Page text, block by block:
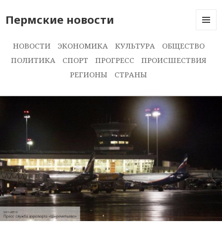
Пермские новости
И
НОВОСТИ ЭКОНОМИКА КУЛЬТУРА
ОБЩЕСТВО
ПОЛИТИКА
СПОРТ ПРОГРЕСС
ПРОИСШЕСТВИЯ
РЕГИОНЫ
СТРАНЫ